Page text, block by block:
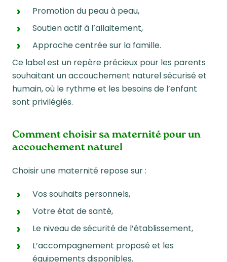
Promotion du peau à peau,
Soutien actif à l’allaitement,
Approche centrée sur la famille.
Ce label est un repère précieux pour les parents
souhaitant un accouchement naturel sécurisé et
humain, où le rythme et les besoins de l’enfant
sont privilégiés.
Comment choisir sa maternité pour un
accouchement naturel
Choisir une maternité repose sur :
Vos souhaits personnels,
Votre état de santé,
Le niveau de sécurité de l’établissement,
L’accompagnement proposé et les
équipements disponibles.